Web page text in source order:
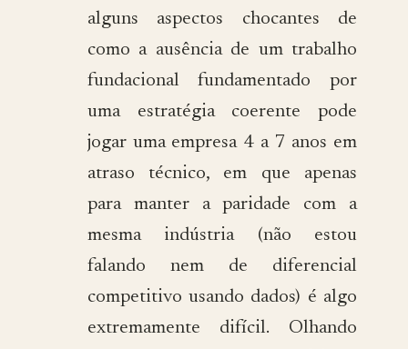
alguns aspectos chocantes de
como a ausência de um trabalho
fundacional fundamentado por
uma estratégia coerente pode
jogar uma empresa 4 a 7 anos em
atraso técnico, em que apenas
para manter a paridade com a
mesma indústria (não estou
falando nem de diferencial
competitivo usando dados) é algo
extremamente difícil. Olhando